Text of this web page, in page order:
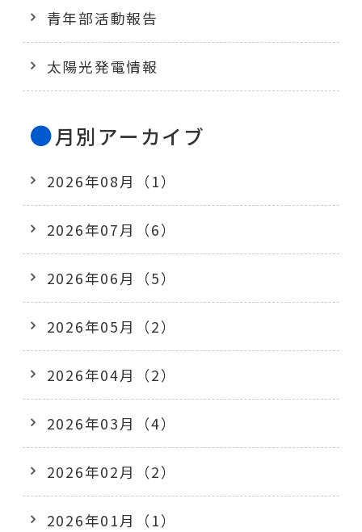
青年部活動報告
太陽光発電情報
月別アーカイブ
2026年08月（1）
2026年07月（6）
2026年06月（5）
2026年05月（2）
2026年04月（2）
2026年03月（4）
2026年02月（2）
2026年01月（1）